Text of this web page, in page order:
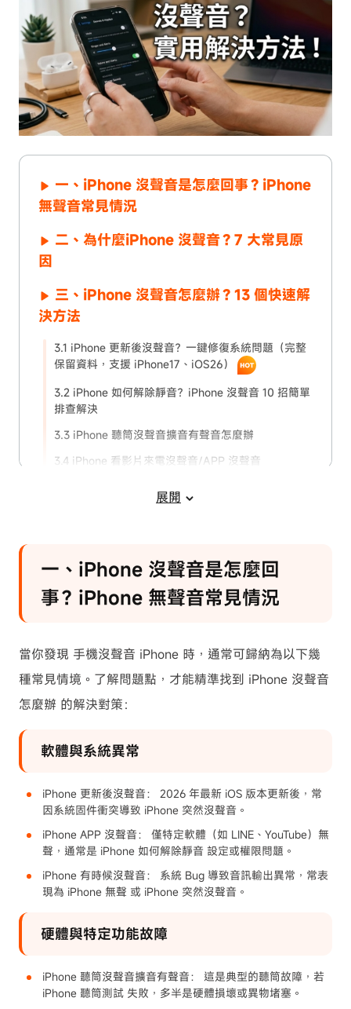
一、iPhone 沒聲音是怎麼回事？iPhone
無聲音常見情況
二、為什麼iPhone 沒聲音？7 大常見原
因
三、iPhone 沒聲音怎麼辦？13 個快速解
決方法
3.1 iPhone 更新後沒聲音？一鍵修復系統問題（完整
保留資料，支援 iPhone17、iOS26）
3.2 iPhone 如何解除靜音？iPhone 沒聲音 10 招簡單
排查解決
3.3 iPhone 聽筒沒聲音擴音有聲音怎麼辦
3.4 iPhone 看影片來電沒聲音/APP 沒聲音
展開
一、iPhone 沒聲音是怎麼回
事？iPhone 無聲音常見情況
當你發現 手機沒聲音 iPhone 時，通常可歸納為以下幾
種常見情境。了解問題點，才能精準找到 iPhone 沒聲音
怎麼辦 的解決對策：
軟體與系統異常
iPhone 更新後沒聲音： 2026 年最新 iOS 版本更新後，常
因系統固件衝突導致 iPhone 突然沒聲音。
iPhone APP 沒聲音： 僅特定軟體（如 LINE、YouTube）無
聲，通常是 iPhone 如何解除靜音 設定或權限問題。
iPhone 有時候沒聲音： 系統 Bug 導致音訊輸出異常，常表
現為 iPhone 無聲 或 iPhone 突然沒聲音。
硬體與特定功能故障
iPhone 聽筒沒聲音擴音有聲音： 這是典型的聽筒故障，若
iPhone 聽筒測試 失敗，多半是硬體損壞或異物堵塞。